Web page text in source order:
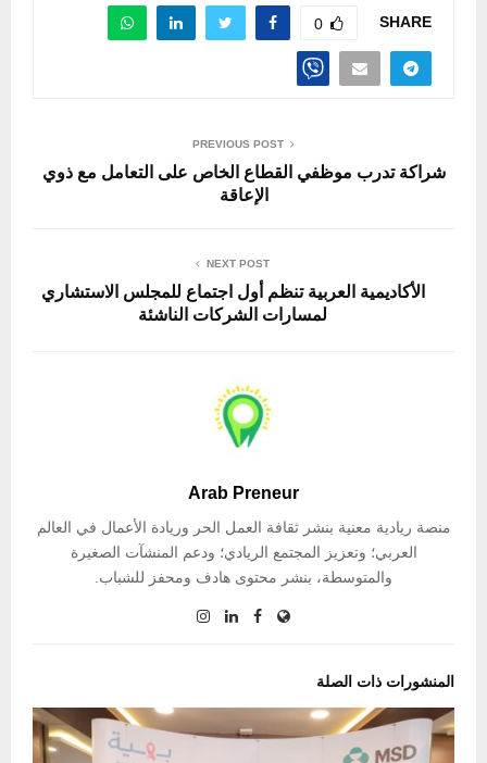
SHARE
0
PREVIOUS POST
شراكة تدرب موظفي القطاع الخاص على التعامل مع ذوي
الإعاقة
NEXT POST
الأكاديمية العربية تنظم أول اجتماع للمجلس الاستشاري
لمسارات الشركات الناشئة
Arab Preneur
منصة ريادية معنية بنشر ثقافة العمل الحر وريادة الأعمال في العالم
العربي؛ وتعزيز المجتمع الريادي؛ ودعم المنشآت الصغيرة
والمتوسطة، بنشر محتوى هادف ومحفز للشباب.
المنشورات ذات الصلة